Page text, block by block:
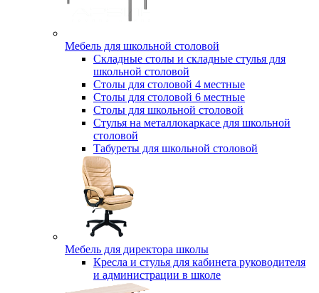
Мебель для школьной столовой
Складные столы и складные стулья для
школьной столовой
Столы для столовой 4 местные
Столы для столовой 6 местные
Столы для школьной столовой
Стулья на металлокаркасе для школьной
столовой
Табуреты для школьной столовой
Мебель для директора школы
Кресла и стулья для кабинета руководителя
и администрации в школе